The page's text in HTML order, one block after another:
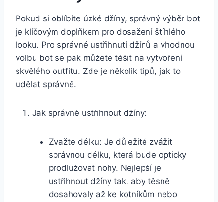
Pokud si oblíbíte úzké džíny, správný výběr ⁢bot
je klíčovým doplňkem pro dosažení štíhlého
looku. Pro správné ustřihnutí džínů a vhodnou
volbu ‌bot se ⁣pak můžete⁢ těšit na vytvoření
skvělého outfitu. Zde je několik tipů, jak to
udělat správně.
Jak správně ustřihnout džíny:
Zvažte délku: Je důležité zvážit
správnou délku, která bude opticky
prodlužovat nohy. Nejlepší je
ustřihnout džíny tak, aby těsně
dosahovaly‌ až ke kotníkům nebo